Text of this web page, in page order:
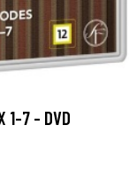
1-7 - DVD